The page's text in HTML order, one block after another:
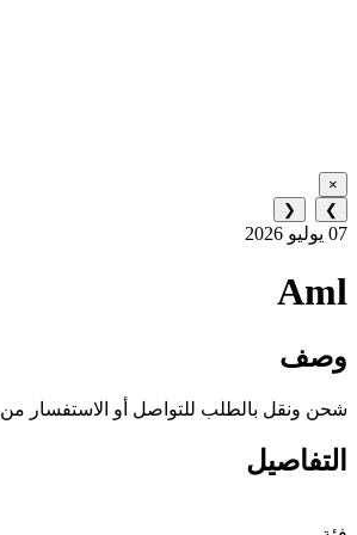
×
❯
❮
07 يوليو 2026
Aml
وصف
شحن ونقل بالطلب للتواصل أو الاستفسار من خلال
التفاصيل